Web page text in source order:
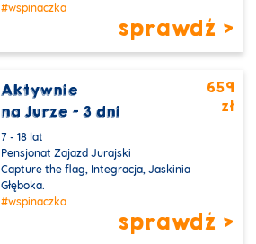
#wspinaczka
sprawdź >
Aktywnie
na Jurze - 3 dni
659
zł
7 - 18 lat
Pensjonat Zajazd Jurajski
Capture the flag, Integracja, Jaskinia
Głęboka.
#wspinaczka
sprawdź >